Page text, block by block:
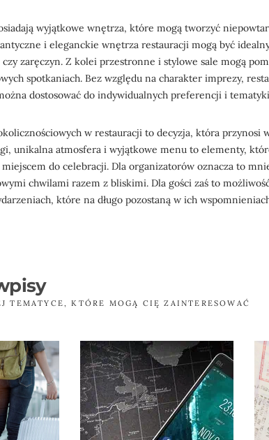
wyjątkowe wnętrza, które mogą tworzyć
i eleganckie wnętrza restauracji mogą być
zaręczyn. Z kolei przestronne i stylowe sale mogą
spotkaniach. Bez względu na charakter imprezy,
dostosować do indywidualnych preferencji i
w restauracji to decyzja, która przynosi
unikalna atmosfera i wyjątkowe menu to elementy,
miejscem do celebracji. Dla organizatorów oznacza to
chwilami razem z bliskimi. Dla gości zaś to
które na długo pozostaną w ich
TEMATYCE, KTÓRE MOGĄ CIĘ ZAINTERESOWAĆ